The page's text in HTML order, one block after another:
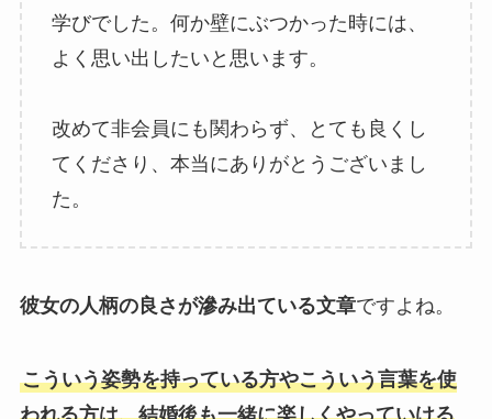
学びでした。何か壁にぶつかった時には、
よく思い出したいと思います。
改めて非会員にも関わらず、とても良くし
てくださり、本当にありがとうございまし
た。
彼女の人柄の良さが滲み出ている文章ですよね。
こういう姿勢を持っている方やこういう言葉を使